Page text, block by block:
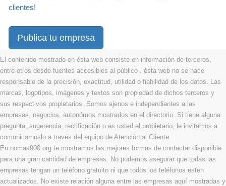
clientes!
Publica tu empresa
El contenido mostrado en ésta web consiste en información de terceros,
entre otros desde fuentes accesibles al público . ésta web no se hace
responsable de la precisión, exactitud, utilidad o fiabilidad de los datos. Las
marcas, logotipos, imágenes y textos son propiedad de dichos terceros y
sus respectivos propietarios. Somos ajenos e independientes a las
empresas, negocios, autonómos mostrados en el directorio. Si tiene alguna
pregunta, sugerencia, rectificación o es usted el propietario, le invitamos a
comunicarnoslo a través del equipo de Atención al Cliente
En nomas900.org te mostramos las mejores formas de contactar disponible
para una gran cantidad de empresas. No podemos asegurar que todas las
empresas tengan un teléfono gratuito ni que todos los teléfonos estén
actualizados. No existe relación alguna entre las empresas aquí mostradas y